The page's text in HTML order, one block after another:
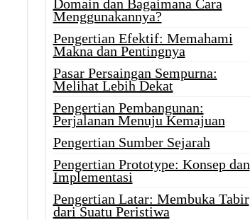
Domain dan Bagaimana Cara
Menggunakannya?
Pengertian Efektif: Memahami
Makna dan Pentingnya
Pasar Persaingan Sempurna:
Melihat Lebih Dekat
Pengertian Pembangunan:
Perjalanan Menuju Kemajuan
Pengertian Sumber Sejarah
Pengertian Prototype: Konsep dan
Implementasi
Pengertian Latar: Membuka Tabir
dari Suatu Peristiwa